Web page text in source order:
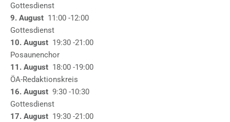
Gottesdienst
9. August 11:00 -12:00
Gottesdienst
10. August 19:30 -21:00
Posaunenchor
11. August 18:00 -19:00
ÖA-Redaktionskreis
16. August 9:30 -10:30
Gottesdienst
17. August 19:30 -21:00